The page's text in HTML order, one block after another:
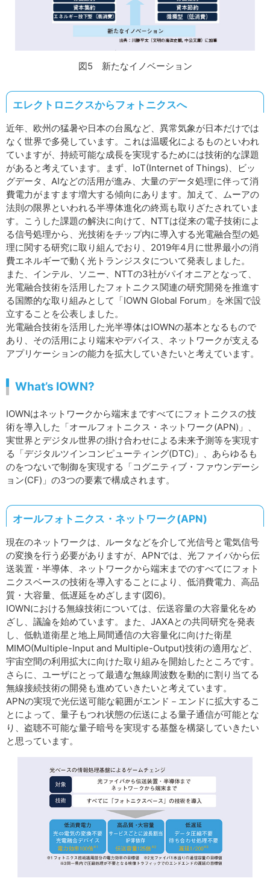
図5 新たなイノベーション
エレクトロニクスからフォトニクスへ
近年、欧州の猛暑や日本の台風など、異常気象が日本だけでは
なく世界で多発しています。これは温暖化によるものといわれ
ていますが、持続可能な成長を実現するためには技術的な課題
があると考えています。まず、IoT(Internet of Things)、ビッ
グデータ、AIなどの活用が進み、大量のデータ処理に伴って消
費電力がますます増大する傾向にあります。加えて、ムーアの
法則の限界といわれる半導体進化の終焉も取りざたされていま
す。こうした課題の解決に向けて、NTTは従来の電子技術によ
る信号処理から、光技術をチップ内に導入する光電融合型の処
理に関する研究に取り組んでおり、2019年4月に世界最小の消
費エネルギーで動く光トランジスタについて発表しました。
また、インテル、ソニー、NTTの3社がパイオニアとなって、
光電融合技術を活用したフォトニクス関連の研究開発を推進す
る国際的な取り組みとして「IOWN Global Forum」を米国で設
立することを公表しました。
光電融合技術を活用した光半導体はIOWNの基本となるもので
あり、その活用により端末やデバイス、ネットワークが支える
アプリケーションの能力を拡大していきたいと考えています。
What’s IOWN?
IOWNはネットワークから端末まですべてにフォトニクスの技
術を導入した「オールフォトニクス・ネットワーク(APN)」、
実世界とデジタル世界の掛け合わせによる未来予測等を実現す
る「デジタルツインコンピューティング(DTC)」、あらゆるも
のをつないで制御を実現する「コグニティブ・ファウンデーシ
ョン(CF)」の3つの要素で構成されます。
オールフォトニクス・ネットワーク(APN)
現在のネットワークは、ルータなどを介して光信号と電気信号
の変換を行う必要がありますが、APNでは、光ファイバから伝
送装置・半導体、ネットワークから端末までのすべてにフォト
ニクスベースの技術を導入することにより、低消費電力、高品
質・大容量、低遅延をめざします(図6)。
IOWNにおける無線技術については、伝送容量の大容量化をめ
ざし、議論を始めています。また、JAXAとの共同研究を発表
し、低軌道衛星と地上局間通信の大容量化に向けた衛星
MIMO(Multiple-Input and Multiple-Output)技術の適用など、
宇宙空間の利用拡大に向けた取り組みを開始したところです。
さらに、ユーザにとって最適な無線周波数を動的に割り当てる
無線接続技術の開発も進めていきたいと考えています。
APNの実現で光伝送可能な範囲がエンド－エンドに拡大するこ
とによって、量子もつれ状態の伝送による量子通信が可能とな
り、盗聴不可能な量子暗号を実現する基盤を構築していきたい
と思っています。